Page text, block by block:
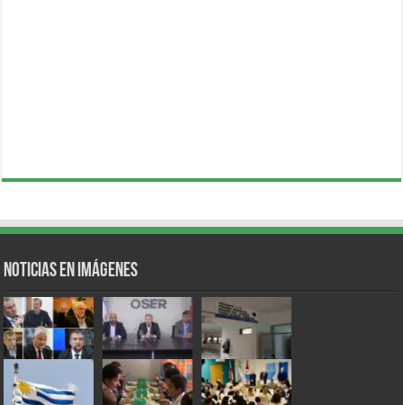
Noticias en Imágenes